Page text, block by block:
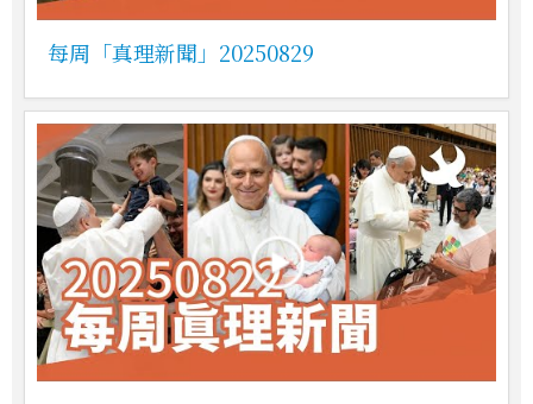
每周「真理新聞」20250829